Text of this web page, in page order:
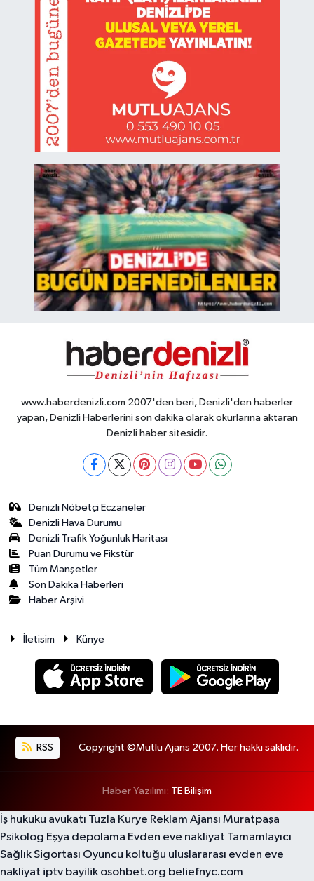
www.haberdenizli.com 2007'den beri, Denizli'den haberler
yapan, Denizli Haberlerini son dakika olarak okurlarına aktaran
Denizli haber sitesidir.
Denizli Nöbetçi Eczaneler
Denizli Hava Durumu
Denizli Trafik Yoğunluk Haritası
Puan Durumu ve Fikstür
Tüm Manşetler
Son Dakika Haberleri
Haber Arşivi
İletisim Künye
RSS Copyright ©Mutlu Ajans 2007. Her hakkı saklıdır.
Haber Yazılımı: TE Bilişim
İş hukuku avukatı Tuzla Kurye Reklam Ajansı Muratpaşa
Psikolog Eşya depolama Evden eve nakliyat Tamamlayıcı
Sağlık Sigortası Oyuncu koltuğu uluslararası evden eve
nakliyat iptv bayilik osohbet.org beliefnyc.com